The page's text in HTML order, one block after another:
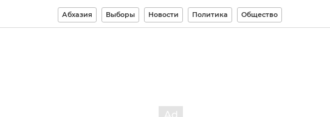
Абхазия Выборы Новости Политика Общество